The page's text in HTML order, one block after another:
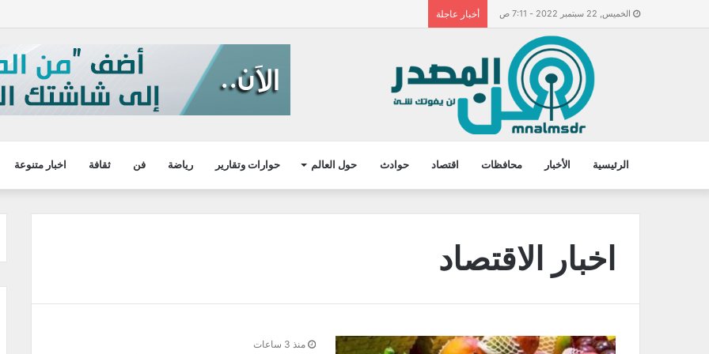
الخميس, 22 سبتمبر 2022 - 7:11 ص أخبار عاجلة
الرئيسية الأخبار محافظات اقتصاد حوادث حول العالم حوارات وتقارير رياضة فن ثقافة اخبار متنوعة
اخبار الاقتصاد
منذ 3 ساعات